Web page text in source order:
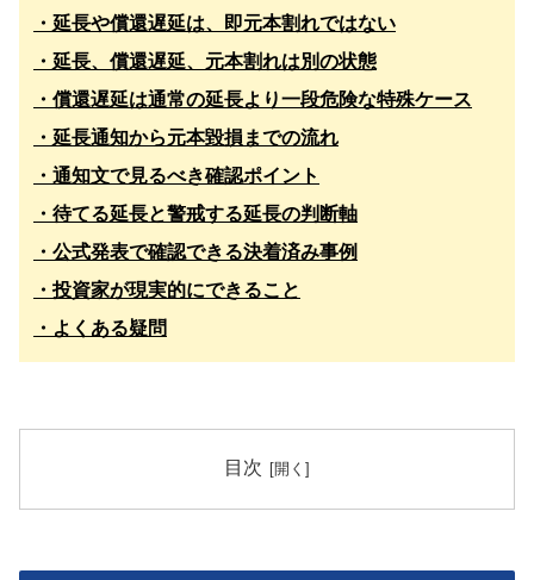
・延長や償還遅延は、即元本割れではない
・延長、償還遅延、元本割れは別の状態
・償還遅延は通常の延長より一段危険な特殊ケース
・延長通知から元本毀損までの流れ
・通知文で見るべき確認ポイント
・待てる延長と警戒する延長の判断軸
・公式発表で確認できる決着済み事例
・投資家が現実的にできること
・よくある疑問
目次